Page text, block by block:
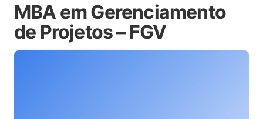
MBA em Gerenciamento
de Projetos – FGV